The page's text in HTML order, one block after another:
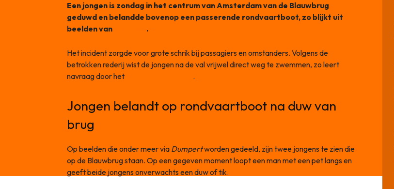
Een jongen is zondag in het centrum van Amsterdam van de Blauwbrug
geduwd en belandde bovenop een passerende rondvaartboot, zo blijkt uit
beelden van
.
Het incident zorgde voor grote schrik bij passagiers en omstanders. Volgens de
betrokken rederij wist de jongen na de val vrijwel direct weg te zwemmen, zo leert
navraag door het
.
Jongen belandt op rondvaartboot na duw van
brug
Op beelden die onder meer via Dumpertworden gedeeld, zijn twee jongens te zien die
op de Blauwbrug staan. Op een gegeven moment loopt een man met een pet langs en
geeft beide jongens onverwachts een duw of tik.